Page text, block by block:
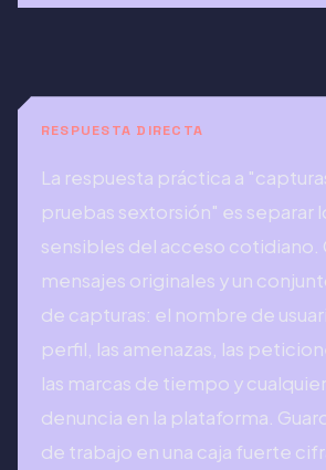
RESPUESTA DIRECTA
La respuesta práctica a
pruebas sextorsión" es separar
sensibles del acceso cotidiano.
mensajes originales y un
de capturas: el nombre de
perfil, las amenazas, las
las marcas de tiempo y
denuncia en la plataforma.
de trabajo en una caja fuerte